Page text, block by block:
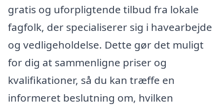
gratis og uforpligtende tilbud fra lokale
fagfolk, der specialiserer sig i havearbejde
og vedligeholdelse. Dette gør det muligt
for dig at sammenligne priser og
kvalifikationer, så du kan træffe en
informeret beslutning om, hvilken